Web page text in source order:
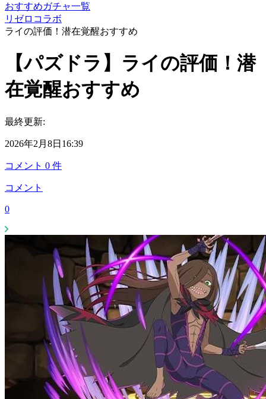
おすすめガチャ一覧
リゼロコラボ
ライの評価！潜在覚醒おすすめ
【パズドラ】ライの評価！潜
在覚醒おすすめ
最終更新:
2026年2月8日16:39
コメント 0 件
コメント
0